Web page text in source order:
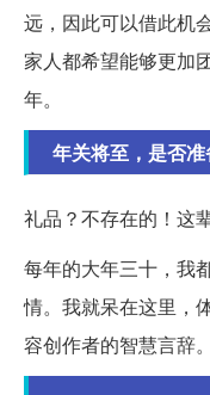
远，因此可以借此机
家人都希望能够更加
年。
年关将至，是否
礼品？不存在的！这
每年的大年三十，我
情。我就呆在这里，
容创作者的智慧言辞